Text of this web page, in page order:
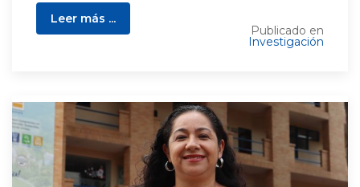
Leer más ...
Publicado en
Investigación